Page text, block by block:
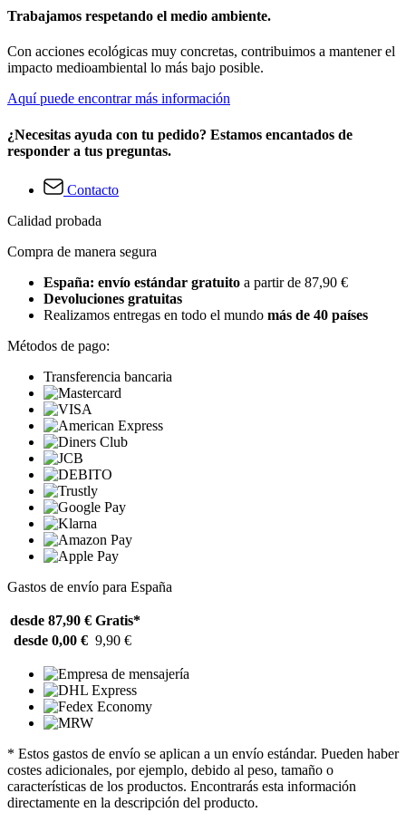
Trabajamos respetando el medio ambiente.
Con acciones ecológicas muy concretas, contribuimos a mantener el
impacto medioambiental lo más bajo posible.
Aquí puede encontrar más información
¿Necesitas ayuda con tu pedido? Estamos encantados de
responder a tus preguntas.
Contacto
Calidad probada
Compra de manera segura
España: envío estándar gratuito a partir de 87,90 €
Devoluciones gratuitas
Realizamos entregas en todo el mundo más de 40 países
Métodos de pago:
Transferencia bancaria
Gastos de envío para España
desde 87,90 € Gratis*
desde 0,00 € 9,90 €
* Estos gastos de envío se aplican a un envío estándar. Pueden haber
costes adicionales, por ejemplo, debido al peso, tamaño o
características de los productos. Encontrarás esta información
directamente en la descripción del producto.